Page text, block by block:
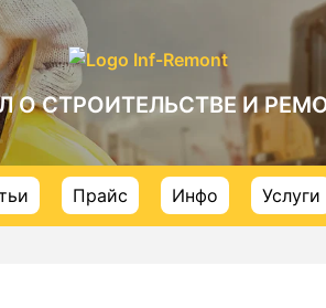
О СТРОИТЕЛЬСТВЕ И
Прайс Инфо Услуги